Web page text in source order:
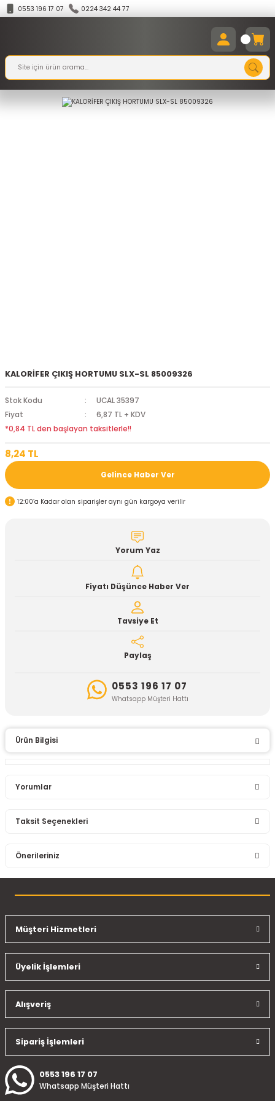
0553 196 17 07 0224 342 44 77
KALORİFER ÇIKIŞ HORTUMU SLX-SL 85009326
Stok Kodu
UCAL 35397
Fiyat
6,87 TL + KDV
*0,84 TL den başlayan taksitlerle!!
8,24 TL
Gelince Haber Ver
12:00’a Kadar olan siparişler aynı gün kargoya verilir
Yorum Yaz
Fiyatı Düşünce Haber Ver
Tavsiye Et
Paylaş
0553 196 17 07
Whatsapp Müşteri Hattı
Ürün Bilgisi
Yorumlar
Taksit Seçenekleri
Önerileriniz
konularda yetersiz gördüğünüz noktaları öneri formunu
Ürün resmi kalitesiz, bozuk veya görüntülenemiyor.
Ürün açıklamasında eksik bilgiler bulunuyor.
Ürün fiyatı diğer sitelerden daha pahalı.
Bu ürüne benzer farklı alternatifler olmalı.
Müşteri Hizmetleri
Üyelik İşlemleri
Alışveriş
Sipariş İşlemleri
0553 196 17 07
Whatsapp Müşteri Hattı